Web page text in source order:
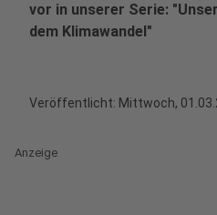
vor in unserer Serie:
dem Klimawandel"
Veröffentlicht: Mittwoch,
Anzeige